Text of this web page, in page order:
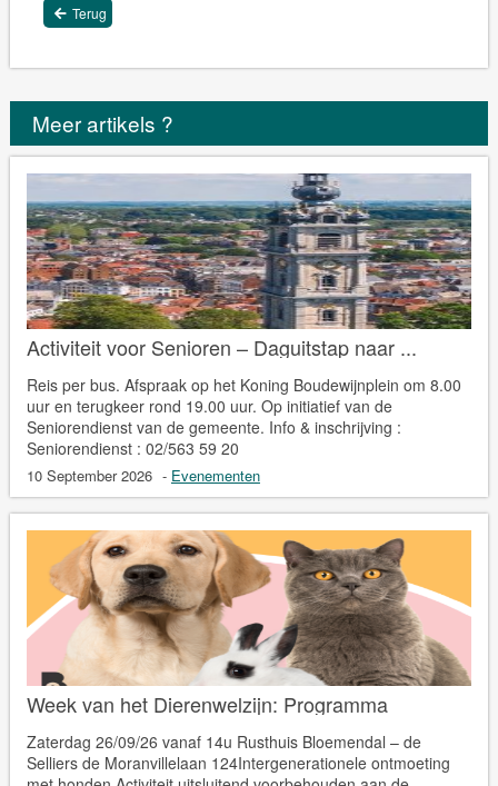
Terug
Meer artikels ?
Activiteit voor Senioren – Daguitstap naar ...
Reis per bus. Afspraak op het Koning Boudewijnplein om 8.00
uur en terugkeer rond 19.00 uur. Op initiatief van de
Seniorendienst van de gemeente. Info & inschrijving :
Seniorendienst : 02/563 59 20
10 September 2026 - Evenementen
Week van het Dierenwelzijn: Programma
Zaterdag 26/09/26 vanaf 14u Rusthuis Bloemendal – de
Selliers de Moranvillelaan 124Intergenerationele ontmoeting